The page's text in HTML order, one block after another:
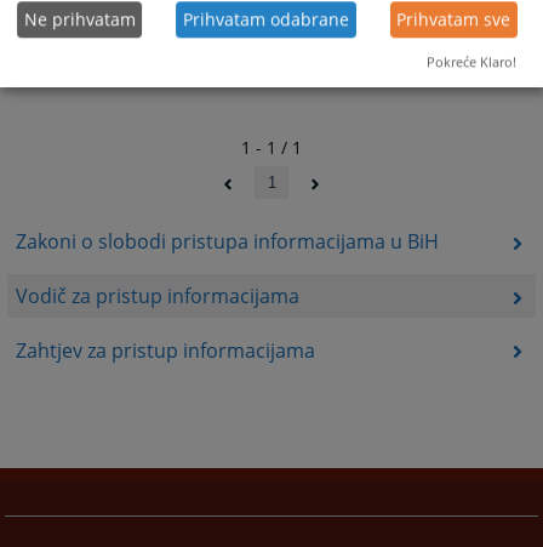
Zakoni o slobodi pristupa informacijama u BiH
Vodič za pristup informacijama
Zahtjev za pristup informacijama
1 - 1 / 1
1
Ne prihvatam Prihvatam odabrane Prihvatam sve
Pokreće Klaro!